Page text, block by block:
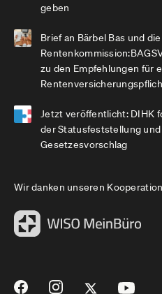
geben
Brief an Bärbel Bas und
zu den Empfehlungen für
Jetzt veröffentlicht: DIHK
der Statusfeststellung
Gesetzesvorschlag
Wir danken unseren